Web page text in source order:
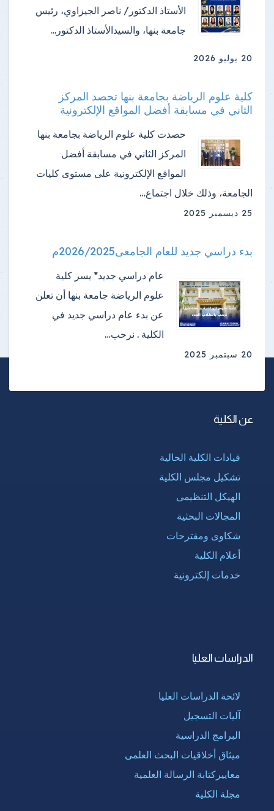
الأستاذ الدكتور/ ناصر الجيزاوي، رئيس
جامعة بنها، والسيدالأستاذ الدكتور…
20 يوليو 2026
كلية علوم الرياضة بجامعة بنها تحصد المركز
الثاني في مسابقة أفضل المواقع الإلكترونية
حصدت كلية علوم الرياضة بجامعة بنها
المركز الثاني في مسابقة أفضل
المواقع الإلكترونية على مستوى كليات
الجامعة، وذلك خلال اجتماع…
25 ديسمبر 2025
بدء دراسي جديد للعام الجامعى2026/2025م
عام دراسي جديد* يسر كلية
علوم الرياضة جامعة بنها أن تعلن
عن بدء عام دراسي جديد في
الكلية . نرحب…
20 سبتمبر 2025
عن الكلية
قيادات الكلية الحالية
تشكيل مجلس الكلية
الهيكل التنظيمى
المجالات البحثية
شكاوى ومقترحات
أعلام الكلية
خدمات إلكترونية
الدراسات العليا
لائحة الدراسات العليا
آليات التسجيل
البرامج الدراسية
ميثاق أخلاقيات البحث العلمى
معاييركتابة الرسالة العلمية
مجلة الكلية